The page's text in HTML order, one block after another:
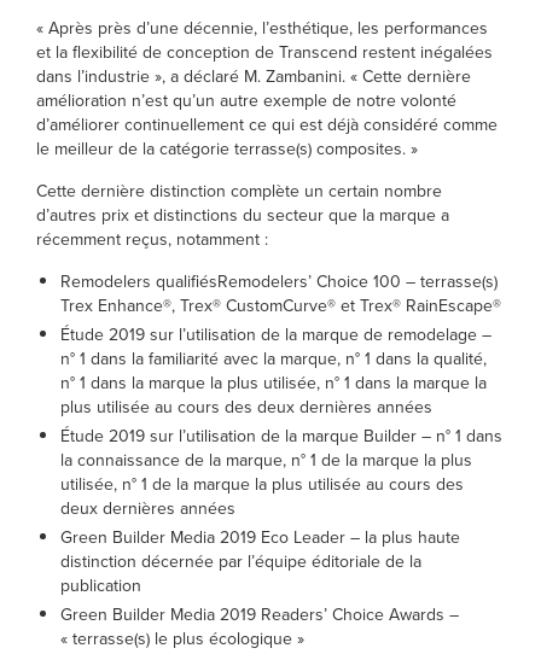
« Après près d’une décennie, l’esthétique, les performances
et la flexibilité de conception de Transcend restent inégalées
dans l’industrie », a déclaré M. Zambanini. « Cette dernière
amélioration n’est qu’un autre exemple de notre volonté
d’améliorer continuellement ce qui est déjà considéré comme
le meilleur de la catégorie terrasse(s) composites. »
Cette dernière distinction complète un certain nombre
d’autres prix et distinctions du secteur que la marque a
récemment reçus, notamment :
Remodelers qualifiésRemodelers’ Choice 100 – terrasse(s)
Trex Enhance®, Trex® CustomCurve® et Trex® RainEscape®
Étude 2019 sur l’utilisation de la marque de remodelage –
n° 1 dans la familiarité avec la marque, n° 1 dans la qualité,
n° 1 dans la marque la plus utilisée, n° 1 dans la marque la
plus utilisée au cours des deux dernières années
Étude 2019 sur l’utilisation de la marque Builder – n° 1 dans
la connaissance de la marque, n° 1 de la marque la plus
utilisée, n° 1 de la marque la plus utilisée au cours des
deux dernières années
Green Builder Media 2019 Eco Leader – la plus haute
distinction décernée par l’équipe éditoriale de la
publication
Green Builder Media 2019 Readers’ Choice Awards –
« terrasse(s) le plus écologique »